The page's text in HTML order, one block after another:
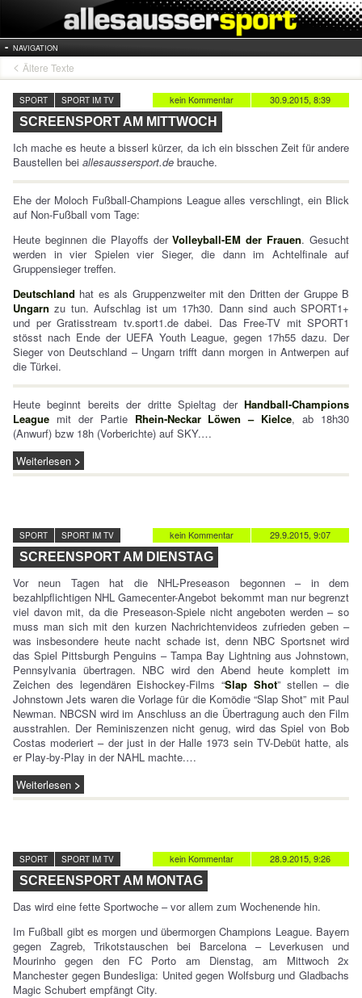
NAVIGATION
Ältere Texte
30.9.2015, 8:39
kein Kommentar
SPORT SPORT IM TV
SCREENSPORT AM MITTWOCH
Ich mache es heute a bisserl kürzer, da ich ein bisschen Zeit für andere
Baustellen bei allesaussersport.de brauche.
Ehe der Moloch Fußball-Champions League alles verschlingt, ein Blick
auf Non-Fußball vom Tage:
Heute beginnen die Playoffs derVolleyball-EM der Frauen. Gesucht
werden in vier Spielen vier Sieger, die dann im Achtelfinale auf
Gruppensieger treffen.
Deutschland hat es als Gruppenzweiter mit den Dritten der Gruppe B
Ungarn zu tun. Aufschlag ist um 17h30. Dann sind auch SPORT1+
und per Gratisstream tv.sport1.de dabei. Das Free-TV mit SPORT1
stösst nach Ende der UEFA Youth League, gegen 17h55 dazu. Der
Sieger von Deutschland – Ungarn trifft dann morgen in Antwerpen auf
die Türkei.
Heute beginnt bereits der dritte Spieltag der Handball-Champions
League mit der Partie Rhein-Neckar Löwen – Kielce, ab 18h30
(Anwurf) bzw 18h (Vorberichte) auf SKY.…
Weiterlesen
29.9.2015, 9:07
kein Kommentar
SPORT SPORT IM TV
SCREENSPORT AM DIENSTAG
Vor neun Tagen hat die NHL-Preseason begonnen – in dem
bezahlpflichtigen NHL Gamecenter-Angebot bekommt man nur begrenzt
viel davon mit, da die Preseason-Spiele nicht angeboten werden – so
muss man sich mit den kurzen Nachrichtenvideos zufrieden geben –
was insbesondere heute nacht schade ist, denn NBC Sportsnet wird
das Spiel Pittsburgh Penguins – Tampa Bay Lightning aus Johnstown,
Pennsylvania übertragen. NBC wird den Abend heute komplett im
Zeichen des legendären Eishockey-Films “Slap Shot” stellen – die
Johnstown Jets waren die Vorlage für die Komödie “Slap Shot” mit Paul
Newman. NBCSN wird im Anschluss an die Übertragung auch den Film
ausstrahlen. Der Reminiszenzen nicht genug, wird das Spiel von Bob
Costas moderiert – der just in der Halle 1973 sein TV-Debüt hatte, als
er Play-by-Play in der NAHL machte.…
Weiterlesen
28.9.2015, 9:26
kein Kommentar
SPORT SPORT IM TV
SCREENSPORT AM MONTAG
Das wird eine fette Sportwoche – vor allem zum Wochenende hin.
Im Fußball gibt es morgen und übermorgen Champions League. Bayern
gegen Zagreb, Trikotstauschen bei Barcelona – Leverkusen und
Mourinho gegen den FC Porto am Dienstag, am Mittwoch 2x
Manchester gegen Bundesliga: United gegen Wolfsburg und Gladbachs
Magic Schubert empfängt City.